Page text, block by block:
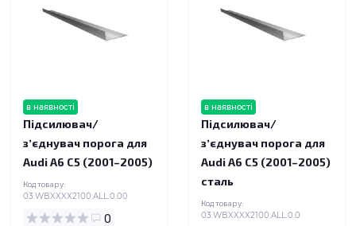
в наявності
Підсилювач/
зʼєднувач порога для
Audi A6 C5 (2001–2005)
Код товару:
03.WBXXXX2100.ALL.0.00
0
в наявності
Підсилювач/
зʼєднувач порога для
Audi A6 C5 (2001–2005)
сталь
Код товару:
03.WBXXXX2100.ALL.0.0